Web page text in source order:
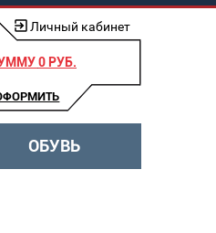
Личный кабинет
0 РУБ.
ОБУВЬ